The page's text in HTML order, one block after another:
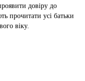
довіру до
прочитати усі батьки
віку.